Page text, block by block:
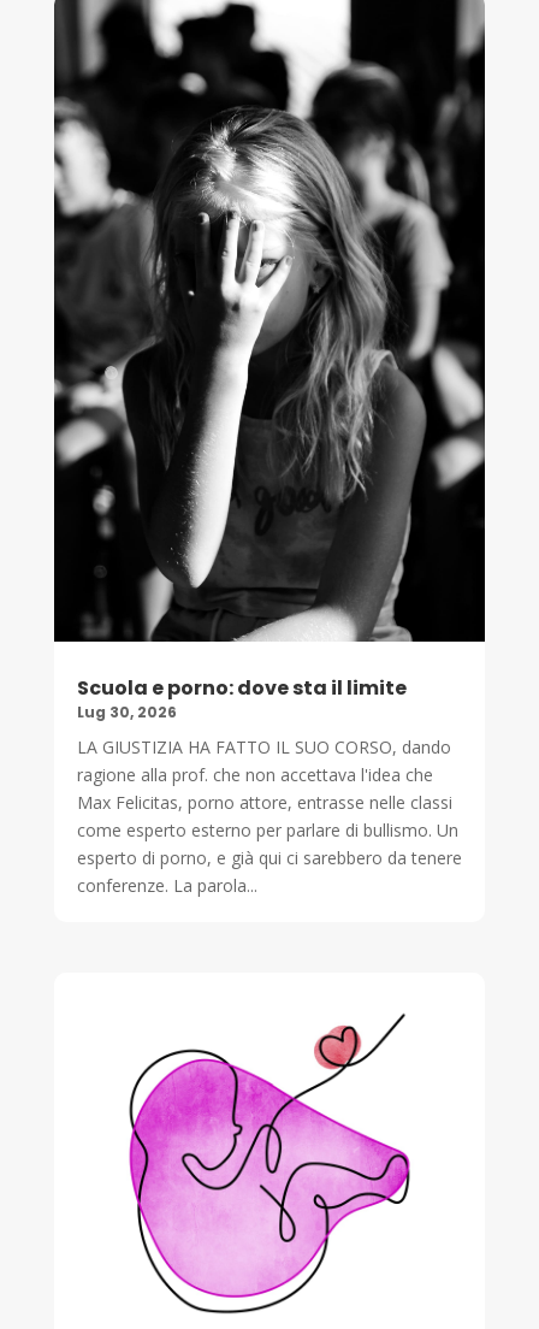
Scuola e porno: dove sta il limite
Lug 30, 2026
LA GIUSTIZIA HA FATTO IL SUO CORSO, dando
ragione alla prof. che non accettava l'idea che
Max Felicitas, porno attore, entrasse nelle classi
come esperto esterno per parlare di bullismo. Un
esperto di porno, e già qui ci sarebbero da tenere
conferenze. La parola...